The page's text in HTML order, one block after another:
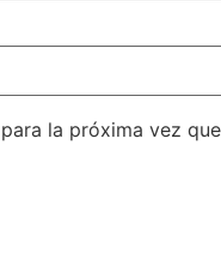
la próxima vez